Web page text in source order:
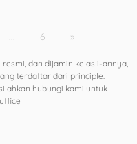
... 6 »
dan dijamin ke asli-annya,
terdaftar dari principle.
hubungi kami untuk